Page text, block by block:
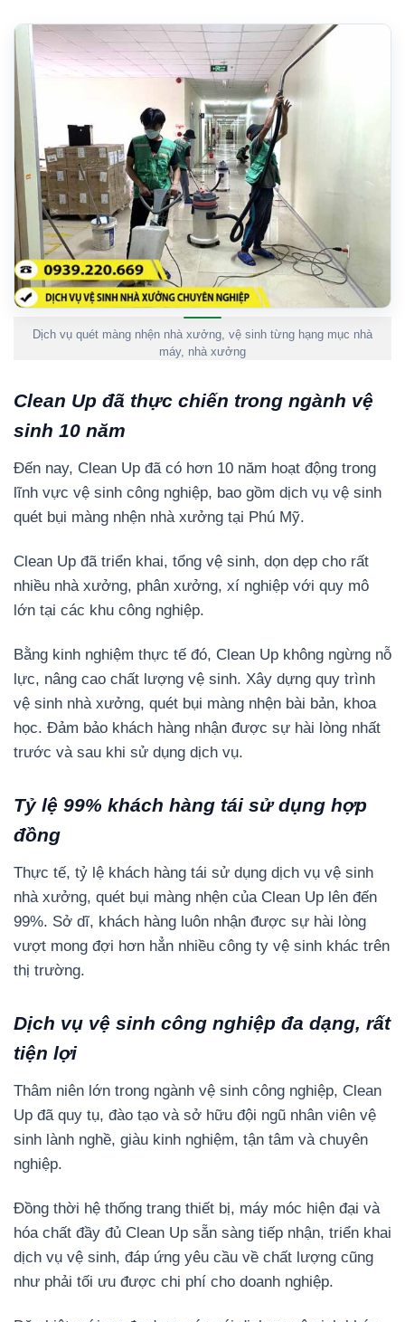
Dịch vụ quét màng nhện nhà xưởng, vệ sinh từng hạng mục nhà
máy, nhà xưởng
Clean Up đã thực chiến trong ngành vệ
sinh 10 năm
Đến nay, Clean Up đã có hơn 10 năm hoạt động trong
lĩnh vực vệ sinh công nghiệp, bao gồm dịch vụ vệ sinh
quét bụi màng nhện nhà xưởng tại Phú Mỹ.
Clean Up đã triển khai, tổng vệ sinh, dọn dẹp cho rất
nhiều nhà xưởng, phân xưởng, xí nghiệp với quy mô
lớn tại các khu công nghiệp.
Bằng kinh nghiệm thực tế đó, Clean Up không ngừng nỗ
lực, nâng cao chất lượng vệ sinh. Xây dựng quy trình
vệ sinh nhà xưởng, quét bụi màng nhện bài bản, khoa
học. Đảm bảo khách hàng nhận được sự hài lòng nhất
trước và sau khi sử dụng dịch vụ.
Tỷ lệ 99% khách hàng tái sử dụng hợp
đồng
Thực tế, tỷ lệ khách hàng tái sử dụng dịch vụ vệ sinh
nhà xưởng, quét bụi màng nhện của Clean Up lên đến
99%. Sở dĩ, khách hàng luôn nhận được sự hài lòng
vượt mong đợi hơn hẳn nhiều công ty vệ sinh khác trên
thị trường.
Dịch vụ vệ sinh công nghiệp đa dạng, rất
tiện lợi
Thâm niên lớn trong ngành vệ sinh công nghiệp, Clean
Up đã quy tụ, đào tạo và sở hữu đội ngũ nhân viên vệ
sinh lành nghề, giàu kinh nghiệm, tận tâm và chuyên
nghiệp.
Đồng thời hệ thống trang thiết bị, máy móc hiện đại và
hóa chất đầy đủ Clean Up sẵn sàng tiếp nhận, triển khai
dịch vụ vệ sinh, đáp ứng yêu cầu về chất lượng cũng
như phải tối ưu được chi phí cho doanh nghiệp.